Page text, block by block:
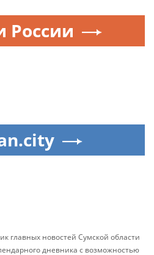
России
главных новостей Сумской области
дневника с возможностью